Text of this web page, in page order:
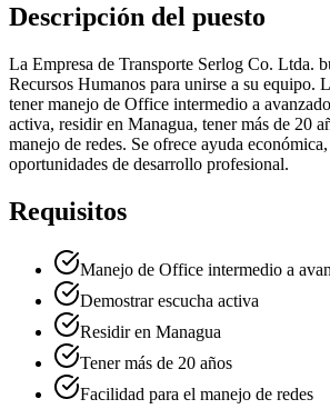
Descripción del puesto
La Empresa de Transporte Serlog Co. Ltda.
Recursos Humanos para unirse a su equipo.
tener manejo de Office intermedio a
activa, residir en Managua, tener más de 20
manejo de redes. Se ofrece ayuda
oportunidades de desarrollo profesional.
Requisitos
Manejo de Office intermedio a
Demostrar escucha activa
Residir en Managua
Tener más de 20 años
Facilidad para el manejo de redes